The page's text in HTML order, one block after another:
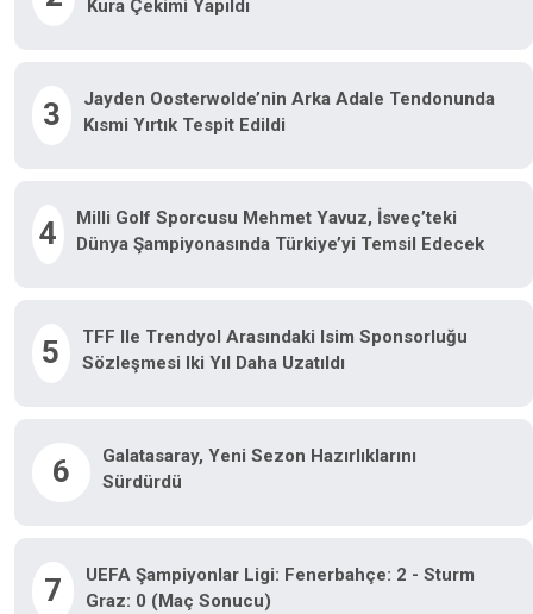
Kura Çekimi Yapıldı
3
Jayden Oosterwolde’nin Arka Adale Tendonunda
Kısmi Yırtık Tespit Edildi
4
Milli Golf Sporcusu Mehmet Yavuz, İsveç’teki
Dünya Şampiyonasında Türkiye’yi Temsil Edecek
5
TFF Ile Trendyol Arasındaki Isim Sponsorluğu
Sözleşmesi Iki Yıl Daha Uzatıldı
6
Galatasaray, Yeni Sezon Hazırlıklarını
Sürdürdü
7
UEFA Şampiyonlar Ligi: Fenerbahçe: 2 - Sturm
Graz: 0 (Maç Sonucu)